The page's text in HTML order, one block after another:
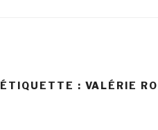
ÉTIQUETTE : VALÉRIE